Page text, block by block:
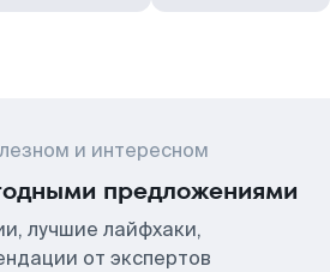
и интересном
предложениями
лучшие лайфхаки,
от экспертов